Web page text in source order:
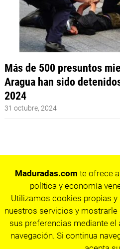
Más de 500 presuntos
Aragua han sido
2024
31 octubre, 2024
Maduradas.com te ofrece
política y economía
Utilizamos cookies propias
nuestros servicios y mostrarle
sus preferencias mediante
navegación. Si continua